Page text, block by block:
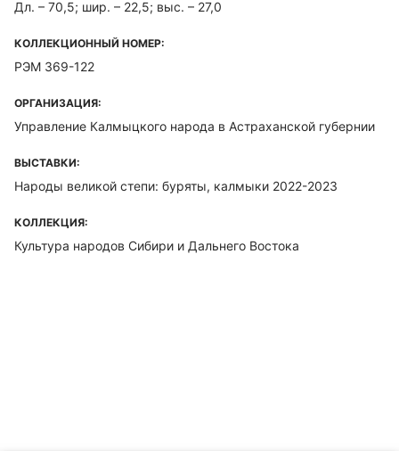
Дл. – 70,5; шир. – 22,5; выс. – 27,0
КОЛЛЕКЦИОННЫЙ НОМЕР:
РЭМ 369-122
ОРГАНИЗАЦИЯ:
Управление Калмыцкого народа в Астраханской губернии
ВЫСТАВКИ:
Народы великой степи: буряты, калмыки 2022-2023
КОЛЛЕКЦИЯ:
Культура народов Сибири и Дальнего Востока